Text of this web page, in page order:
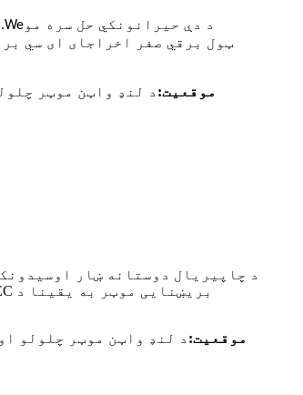
د چاپیریال دوستانه ښار اوسیدونکي تل د ترانسپورت د داسې مناسبې طریقې په لټه کې وي چې خوندي، چټک او موثر وي.Weد دې حیرانونکي حل سره مو
ټول برقي صفر اخراجای ای سي
موقعیت: د لنډ واټن موټر
موقعیت: د لنډ واټن موټر چلولو